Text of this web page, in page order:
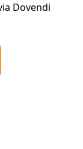
Dovendi